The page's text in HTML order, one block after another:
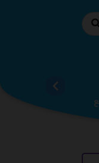
استضافة المواقع